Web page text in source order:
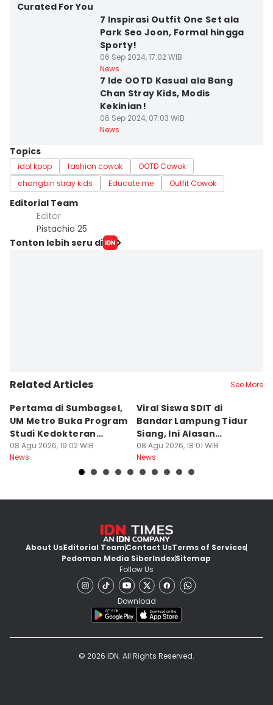
Curated For You
7 Inspirasi Outfit One Set ala
Park Seo Joon, Formal hingga
Sporty!
06 Sep 2024, 17:02 WIB
News
7 Ide OOTD Kasual ala Bang
Chan Stray Kids, Modis
Kekinian!
06 Sep 2024, 07:03 WIB
News
Topics
idol kpop fashion cowok
OOTD Cowok
changbin stray kids
Educate me Outfit Cowok
Editorial Team
Editor
Pistachio 25
Tonton lebih seru di
Related Articles See More
Pertama di Sumbagsel,
UM Metro Buka Program
Studi Kedokteran
Hewan
08 Agu 2026, 19:02 WIB
News
Viral Siswa SDIT di
Bandar Lampung Tidur
Siang, Ini Alasan
Sekolah
08 Agu 2026, 18:01 WIB
News
About UsEditorial TeamContact UsTerms of Services
Pedoman Media SiberIndexSitemap
Follow Us
Download
© 2026 IDN. All Rights Reserved.